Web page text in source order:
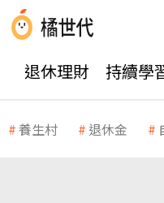
退休理財 持續學
養生村 退休金